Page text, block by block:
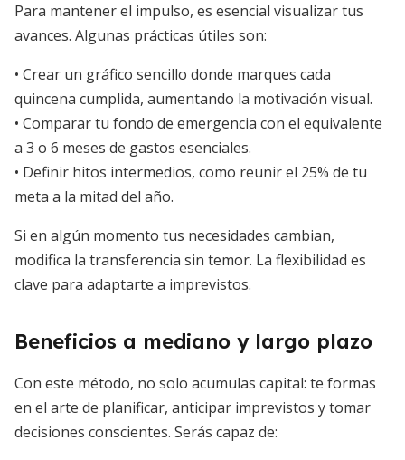
Para mantener el impulso, es esencial visualizar tus
avances. Algunas prácticas útiles son:
• Crear un gráfico sencillo donde marques cada
quincena cumplida, aumentando la motivación visual.
• Comparar tu fondo de emergencia con el equivalente
a 3 o 6 meses de gastos esenciales.
• Definir hitos intermedios, como reunir el 25% de tu
meta a la mitad del año.
Si en algún momento tus necesidades cambian,
modifica la transferencia sin temor. La flexibilidad es
clave para adaptarte a imprevistos.
Beneficios a mediano y largo plazo
Con este método, no solo acumulas capital: te formas
en el arte de planificar, anticipar imprevistos y tomar
decisiones conscientes. Serás capaz de: